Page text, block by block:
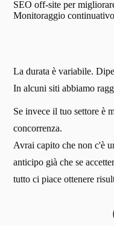
SEO off-site per
Monitoraggio
La durata è variabile.
In alcuni siti abbiamo
Se invece il tuo settore è
concorrenza.
Avrai capito che non c'è
anticipo già che se
tutto ci piace ottenere